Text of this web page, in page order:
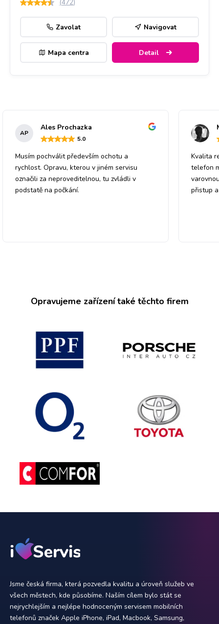
(472)
Zavolat Navigovat
Mapa centra Detail
AP
Ales Prochazka
5.0
Musím pochválit především ochotu a
rychlost. Opravu, kterou v jiném servisu
označili za neproveditelnou, tu zvládli v
podstatě na počkání.
Kvalita
telefon
přistup
Opravujeme zařízení také těchto firem
Jsme česká firma, která pozvedla kvalitu a úroveň služeb ve
všech městech, kde působíme. Naším cílem bylo stát se
nejrychlejším a nejlépe hodnoceným servisem mobilních
telefonů značek Apple iPhone, iPad, Macbook, Samsung,